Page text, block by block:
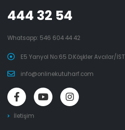
444 32 54
Whatsapp: 546 604 44 42
E5 Yanyol No:65 D.Köşkler Avcılar/İST
info@onlinekutuharf.com
İletişim